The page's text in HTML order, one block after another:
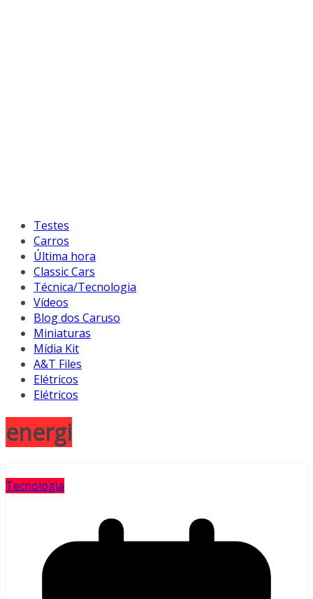
Testes
Carros
Última hora
Classic Cars
Técnica/Tecnologia
Vídeos
Blog dos Caruso
Miniaturas
Mídia Kit
A&T Files
Elétricos
Elétricos
energi
Tecnologia